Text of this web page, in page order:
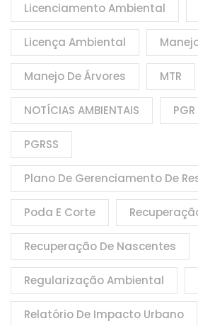
Licenciamento Ambiental
Licença Ambiental
Manejo De Árvores MTR
NOTÍCIAS AMBIENTAIS PGR
PGRSS
Plano De Gerenciamento De
Poda E Corte
Recuperação De Nascentes
Regularização Ambiental
Relatório De Impacto Urbano